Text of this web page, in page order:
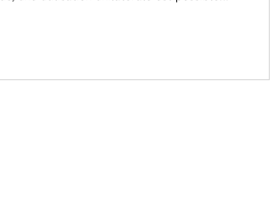
mécanisme temporaire destiné à libérer